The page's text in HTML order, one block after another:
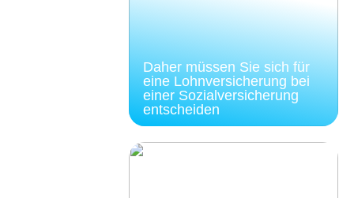
Daher müssen Sie sich für
eine Lohnversicherung bei
einer Sozialversicherung
entscheiden